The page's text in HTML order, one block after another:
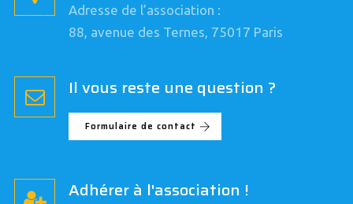
Adresse de l’association :
88, avenue des Ternes, 75017 Paris
Il vous reste une question ?
Formulaire de contact
Adhérer à l'association !